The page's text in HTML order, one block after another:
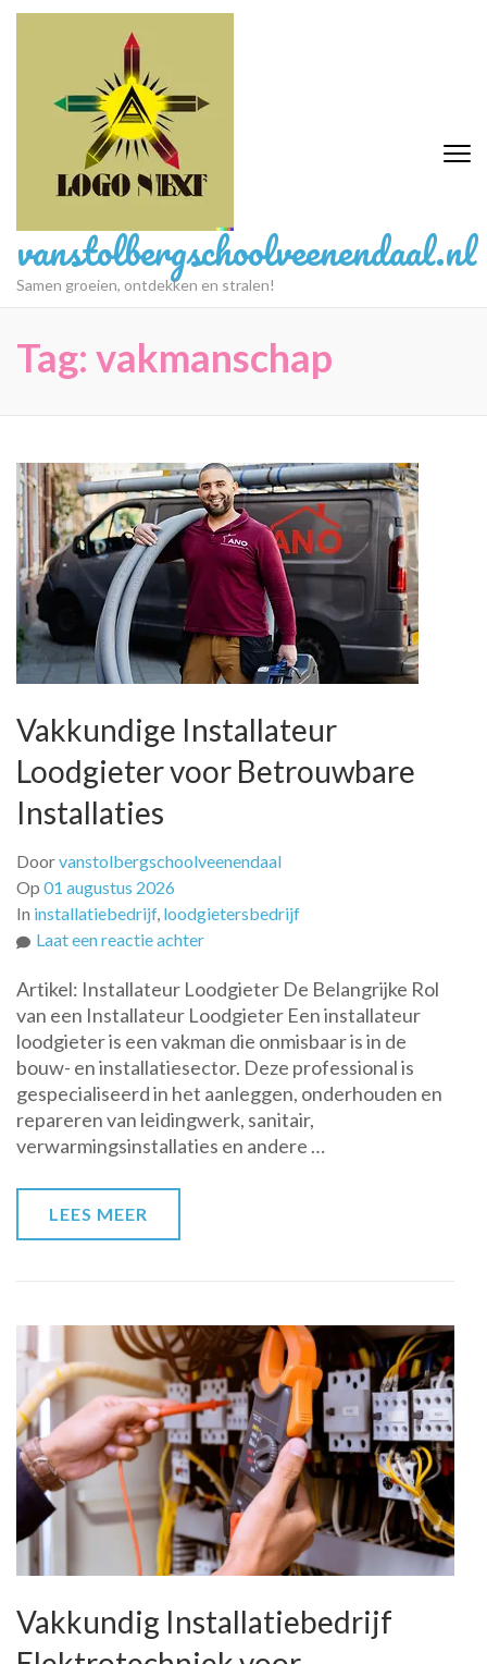
Ga
vanstolbergschoolveenendaal.nl
Samen groeien, ontdekken en stralen!
Tag: vakmanschap
Vakkundige Installateur
Loodgieter voor Betrouwbare
Installaties
Doorvanstolbergschoolveenendaal
Op 01 augustus 2026
In installatiebedrijf, loodgietersbedrijf
Laat een reactie achterop
Installateur
Loodgieter
voor
Betrouwbare
Installaties
Artikel: Installateur Loodgieter De Belangrijke Rol
van een Installateur Loodgieter Een installateur
loodgieter is een vakman die onmisbaar is in de
bouw- en installatiesector. Deze professional is
gespecialiseerd in het aanleggen, onderhouden en
repareren van leidingwerk, sanitair,
verwarmingsinstallaties en andere …
LEES MEER
Vakkundig Installatiebedrijf